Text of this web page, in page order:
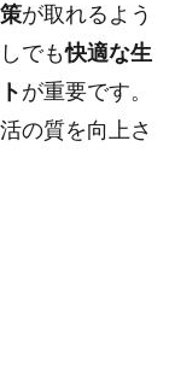
が取れるよう
でも快適な生
が重要です。
の質を向上さ